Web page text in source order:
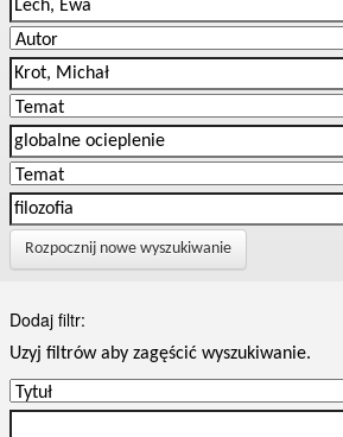
Rozpocznij nowe wyszukiwanie
Dodaj filtr:
Uzyj filtrów aby zagęścić wyszukiwanie.